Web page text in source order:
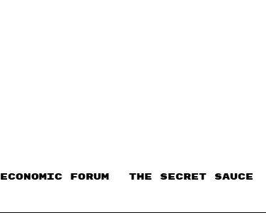
ECONOMIC FORUM THE SECRET SAUCE​